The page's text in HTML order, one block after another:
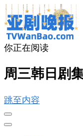
你正在阅读
周三韩日剧
跳至内容